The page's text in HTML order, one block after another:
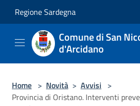
Regione Sardegna
Comune di San
d'Arcidano
Home > Novità > Avvisi >
Provincia di Oristano. Interventi